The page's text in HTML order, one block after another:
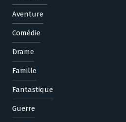
Aventure
Comédie
Drame
Famille
Fantastique
Guerre